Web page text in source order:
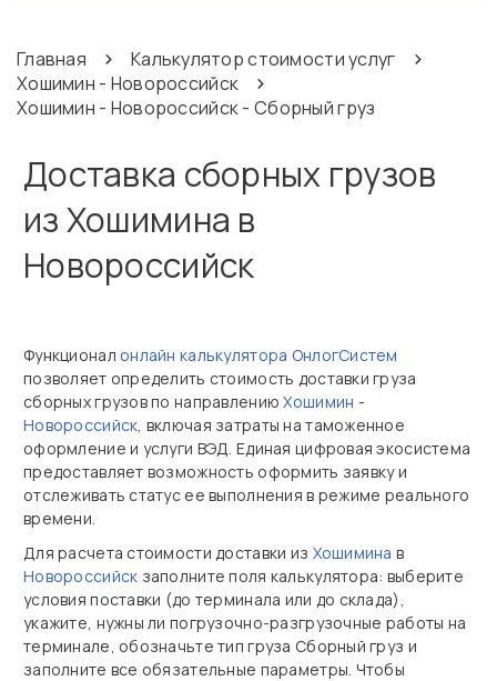
Главная
Калькулятор стоимости услуг
Хошимин - Новороссийск
Хошимин - Новороссийск - Сборный груз
Доставка сборных грузов
из Хошимина в
Новороссийск
Функционал онлайн калькулятора ОнлогСистем
позволяет определить стоимость доставки груза
сборных грузов по направлениюХошимин -
Новороссийск, включая затраты на таможенное
оформление и услуги ВЭД. Единая цифровая экосистема
предоставляет возможность оформить заявку и
отслеживать статус ее выполнения в режиме реального
времени.
Для расчета стоимости доставки из Хошимина в
Новороссийск заполните поля калькулятора: выберите
условия поставки (до терминала или до склада),
укажите, нужны ли погрузочно‑разгрузочные работы на
терминале, обозначьте тип груза Сборный груз и
заполните все обязательные параметры. Чтобы